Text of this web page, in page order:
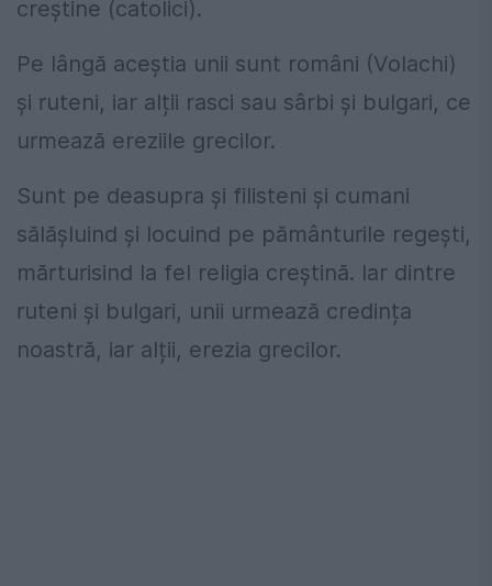
creștine (catolici).
Pe lângă aceștia unii sunt români (Volachi)
și ruteni, iar alții rasci sau sârbi și bulgari, ce
urmează ereziile grecilor.
Sunt pe deasupra și filisteni și cumani
sălășluind și locuind pe pământurile regești,
mărturisind la fel religia creștină. Iar dintre
ruteni și bulgari, unii urmează credința
noastră, iar alții, erezia grecilor.